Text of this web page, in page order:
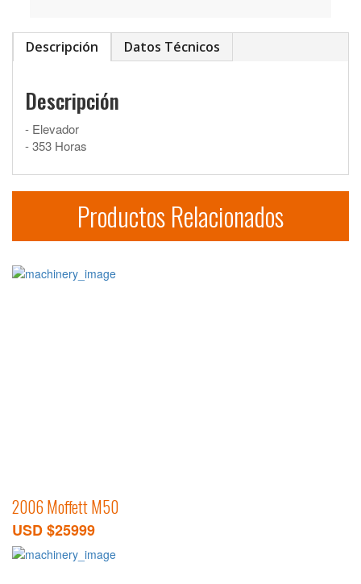
Descripción Datos Técnicos
Descripción
- Elevador
- 353 Horas
Productos Relacionados
2006 Moffett M50
USD $25999